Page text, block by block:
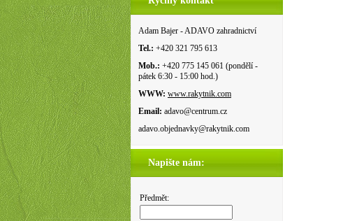
Adam Bajer - ADAVO zahradnictví
Tel.: +420 321 795 613
Mob.: +420 775 145 061 (pondělí -
pátek 6:30 - 15:00 hod.)
WWW: www.rakytnik.com
Email: adavo@centrum.cz
adavo.objednavky@rakytnik.com
Napište nám:
Předmět: